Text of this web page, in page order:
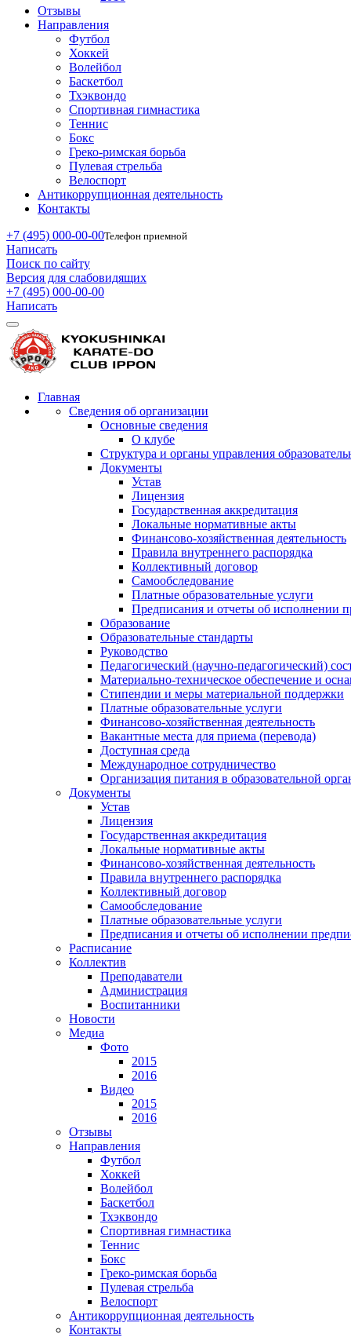
Отзывы
Направления
Футбол
Хоккей
Волейбол
Баскетбол
Тхэквондо
Спортивная гимнастика
Теннис
Бокс
Греко-римская борьба
Пулевая стрельба
Велоспорт
Антикоррупционная деятельность
Контакты
+7 (495) 000-00-00Телефон приемной
Написать
Поиск по сайту
Версия для слабовидящих
+7 (495) 000-00-00
Написать
Главная
Сведения об организации
Основные сведения
О клубе
Структура и органы управления
Документы
Устав
Лицензия
Государственная аккредитация
Локальные нормативные акты
Финансово-хозяйственная деятельность
Правила внутреннего распорядка
Коллективный договор
Самообследование
Платные образовательные услуги
Предписания и отчеты об исполнении
Образование
Образовательные стандарты
Руководство
Педагогический (научно-педагогический)
Материально-техническое обеспечение и
Стипендии и меры материальной поддержки
Платные образовательные услуги
Финансово-хозяйственная деятельность
Вакантные места для приема (перевода)
Доступная среда
Международное сотрудничество
Организация питания в образовательной
Документы
Устав
Лицензия
Государственная аккредитация
Локальные нормативные акты
Финансово-хозяйственная деятельность
Правила внутреннего распорядка
Коллективный договор
Самообследование
Платные образовательные услуги
Предписания и отчеты об исполнении
Расписание
Коллектив
Преподаватели
Администрация
Воспитанники
Новости
Медиа
Фото
2015
2016
Видео
2015
2016
Отзывы
Направления
Футбол
Хоккей
Волейбол
Баскетбол
Тхэквондо
Спортивная гимнастика
Теннис
Бокс
Греко-римская борьба
Пулевая стрельба
Велоспорт
Антикоррупционная деятельность
Контакты